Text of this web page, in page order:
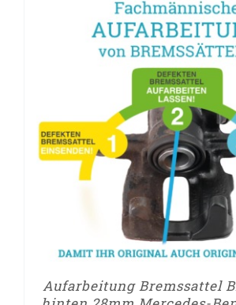
Aufarbeitung Bremssattel